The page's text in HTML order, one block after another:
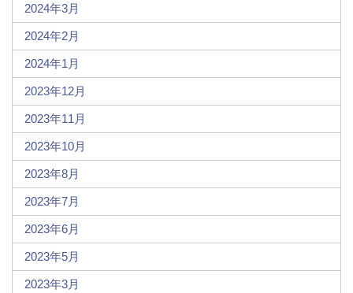
2024年3月
2024年2月
2024年1月
2023年12月
2023年11月
2023年10月
2023年8月
2023年7月
2023年6月
2023年5月
2023年3月